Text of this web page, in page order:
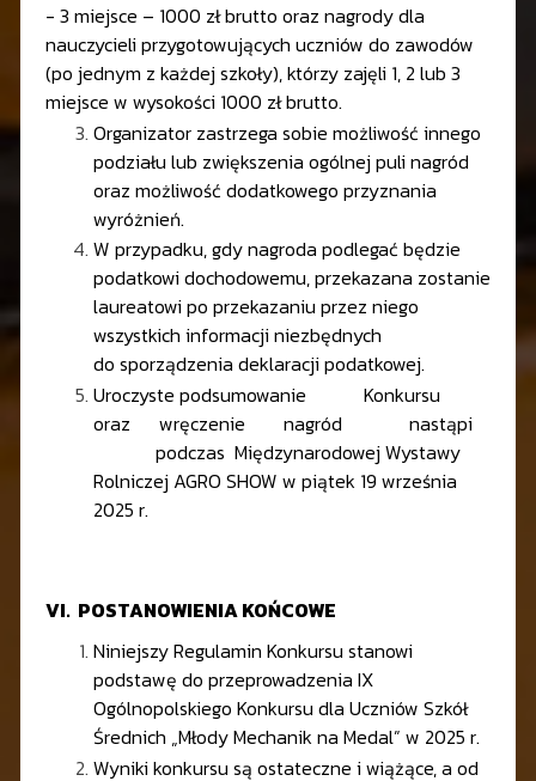
- 3 miejsce – 1000 zł brutto oraz nagrody dla
nauczycieli przygotowujących uczniów do zawodów
(po jednym z każdej szkoły), którzy zajęli 1, 2 lub 3
miejsce w wysokości 1000 zł brutto.
Organizator zastrzega sobie możliwość innego
podziału lub zwiększenia ogólnej puli nagród
oraz możliwość dodatkowego przyznania
wyróżnień.
W przypadku, gdy nagroda podlegać będzie
podatkowi dochodowemu, przekazana zostanie
laureatowi po przekazaniu przez niego
wszystkich informacji niezbędnych
do sporządzenia deklaracji podatkowej.
Uroczyste podsumowanie Konkursu
oraz wręczenie nagród nastąpi
podczas Międzynarodowej Wystawy
Rolniczej AGRO SHOW w piątek 19 września
2025 r.
VI. POSTANOWIENIA KOŃCOWE
Niniejszy Regulamin Konkursu stanowi
podstawę do przeprowadzenia IX
Ogólnopolskiego Konkursu dla Uczniów Szkół
Średnich „Młody Mechanik na Medal” w 2025 r.
Wyniki konkursu są ostateczne i wiążące, a od